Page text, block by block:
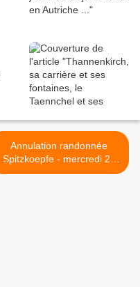
Annulation randonnée
Spitzkoepfe - mercredi 26
juin 2019 >